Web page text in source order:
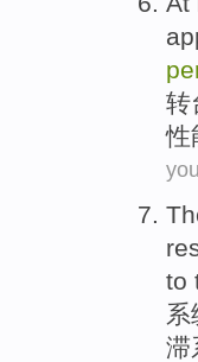
转
性
to
系
滞